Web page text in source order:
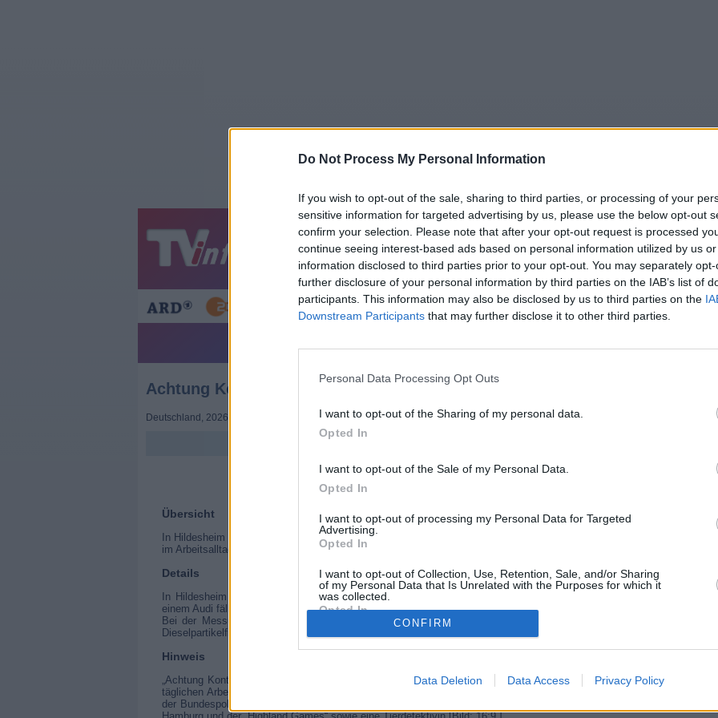
Do Not Process My Personal Information
If you wish to opt-out of the sale, sharing to third parties, or processing of your
sensitive information for targeted advertising by us, please use the below opt-out
confirm your selection. Please note that after your opt-out request is processed
continue seeing interest-based ads based on personal information utilized by us
information disclosed to third parties prior to your opt-out. You may separately
further disclosure of your personal information by third parties on the IAB’s list of
participants. This information may also be disclosed by us to third parties on the
Downstream Participants that may further disclose it to other third parties.
Personal Data Processing Opt Outs
I want to opt-out of the Sharing of my personal data.
Opted In
I want to opt-out of the Sale of my Personal Data.
Opted In
I want to opt-out of processing my Personal Data for Targeted
Advertising.
Opted In
I want to opt-out of Collection, Use, Retention, Sale, and/or Sharing
of my Personal Data that Is Unrelated with the Purposes for which it
was collected.
Opted In
CONFIRM
Data Deletion Data Access Privacy Policy
20:15 Sender Merkzettel TV-Agent Fußball
Gestern Heute So Mo Di Mi Do Fr
Achtung Kontrolle! Wir kümmern uns drum
Deutschland 2026
Übersicht
In Hildesheim kontrolliert die Polizei getunte Fahrzeuge. Die Reportagereihe begleitet Ordnungshüter und Polizisten
im Arbeitsalltag.
Details
In Hildesheim kontrollieren die Polizisten Stephan und Jörg zusammen mit ihrem Team getunte Fahrzeuge. Bei
einem Audi fällt ihnen auf, dass das Auto stark nach Diesel riecht. Das darf bei diesem Modell eigentlich nicht sein.
Bei der Messung dann der Schock: Der Abgaswert ist um das Hundertfache überschritten. Hat der Fahrer den
Dieselpartikelfilter manipuliert?
Hinweis
„Achtung Kontrolle! Wir kümmern uns drum“ - neuer Titel, breitere Themenpalette: Neben Ordnungshütern bei ihrer
täglichen Arbeit, einem Blick in den Alltag der Polizeiakademie und in die „Panther Challenge“, dem Eignungstest
der Bundespolizei, begleitet die Reportagereihe u.a. die Veranstalter von großen Events wie den „Mud Masters“ in